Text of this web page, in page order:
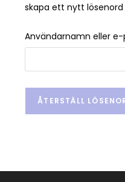
skapa ett nytt
Användarnamn eller
ÅTERSTÄLL